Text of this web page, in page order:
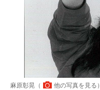
麻原彰晃（ 他の写真を見る ）